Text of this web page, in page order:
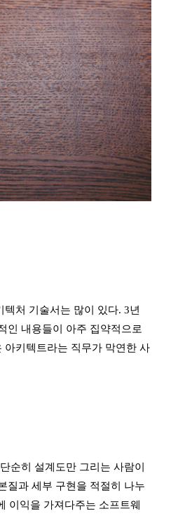
텍처 기술서는 많이 있다. 3년
인 내용들이 아주 집약적으로
키텍트라는 직무가 막연한 사
순히 설계도만 그리는 사람이
질과 세부 구현을 적절히 나누
이익을 가져다주는 소프트웨